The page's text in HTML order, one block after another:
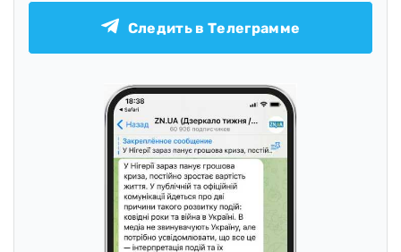
Следить в Телеграмме